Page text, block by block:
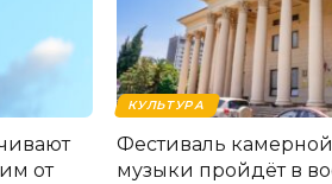
от
КУЛЬТУРА
Фестиваль
музыки пройдёт в